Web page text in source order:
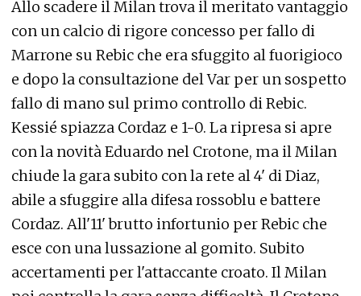
Allo scadere il Milan trova il meritato vantaggio
con un calcio di rigore concesso per fallo di
Marrone su Rebic che era sfuggito al fuorigioco
e dopo la consultazione del Var per un sospetto
fallo di mano sul primo controllo di Rebic.
Kessié spiazza Cordaz e 1-0. La ripresa si apre
con la novità Eduardo nel Crotone, ma il Milan
chiude la gara subito con la rete al 4' di Diaz,
abile a sfuggire alla difesa rossoblu e battere
Cordaz. All'11' brutto infortunio per Rebic che
esce con una lussazione al gomito. Subito
accertamenti per l'attaccante croato. Il Milan